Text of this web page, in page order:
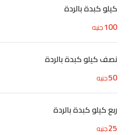
كيلو كبدة بالردة
100جنيه
نصف كيلو كبدة بالردة
50جنيه
ربع كيلو كبدة بالردة
25جنيه